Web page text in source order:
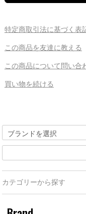
特定商取引法に基づく表
この商品を友達に教える
この商品について問い合
買い物を続ける
カテゴリーから探す